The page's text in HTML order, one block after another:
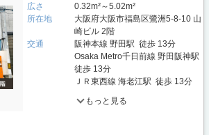
広さ
0.32m²～5.02m²
所在地
大阪府大阪市福島区鷺洲5-8-10 山
崎ビル 2階
交通
阪神本線 野田駅 徒歩 13分
Osaka Metro千日前線 野田阪神駅
徒歩 13分
ＪＲ東西線 海老江駅 徒歩 13分
もっと見る